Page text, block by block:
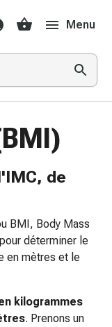
Menu
de
BMI, Body Mass
déterminer le
en mètres et le
kilogrammes
. Prenons un